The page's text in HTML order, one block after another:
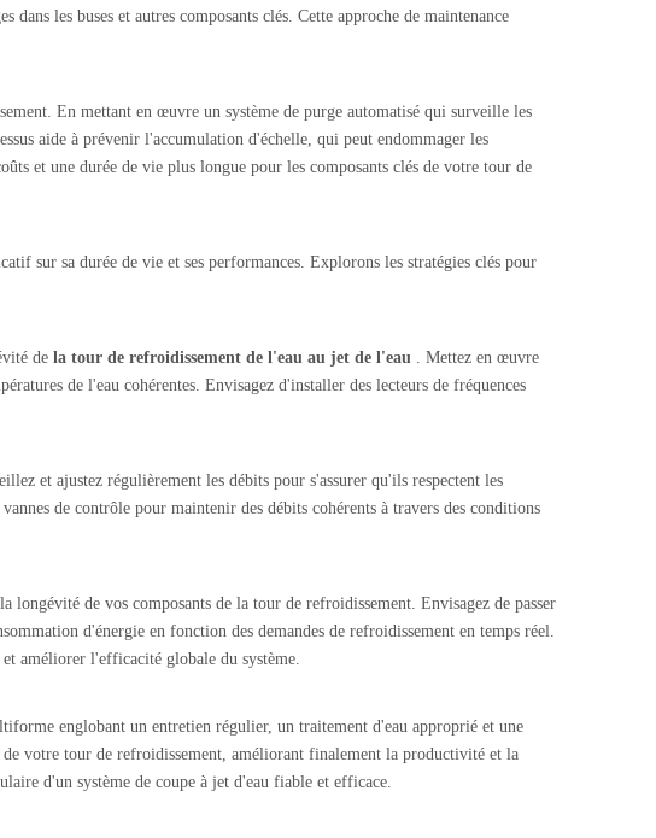
les buses et autres composants clés. Cette approche de maintenance
En mettant en œuvre un système de purge automatisé qui surveille les
aide à prévenir l'accumulation d'échelle, qui peut endommager les
et une durée de vie plus longue pour les composants clés de votre tour de
sur sa durée de vie et ses performances. Explorons les stratégies clés pour
de la tour de refroidissement de l'eau au jet de l'eau . Mettez en œuvre
de l'eau cohérentes. Envisagez d'installer des lecteurs de fréquences
et ajustez régulièrement les débits pour s'assurer qu'ils respectent les
de contrôle pour maintenir des débits cohérents à travers des conditions
de vos composants de la tour de refroidissement. Envisagez de passer
d'énergie en fonction des demandes de refroidissement en temps réel.
améliorer l'efficacité globale du système.
englobant un entretien régulier, un traitement d'eau approprié et une
votre tour de refroidissement, améliorant finalement la productivité et la
d'un système de coupe à jet d'eau fiable et efficace.